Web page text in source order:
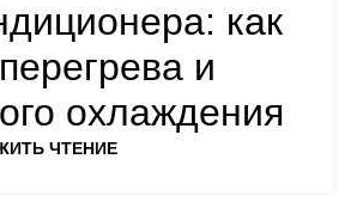
как
и
охлаждения
ЧТЕНИЕ